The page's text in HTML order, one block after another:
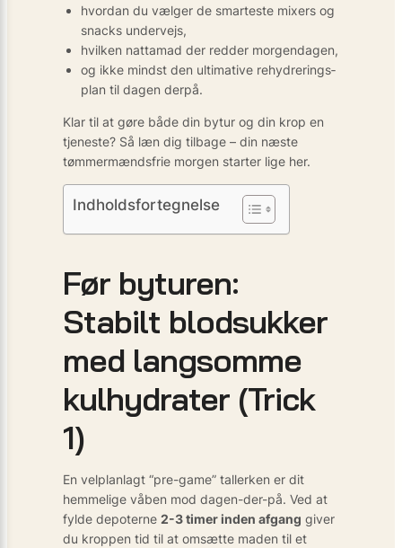
hvordan du vælger de smarteste mixers og
snacks undervejs,
hvilken nattamad der redder morgendagen,
og ikke mindst den ultimative rehydrerings­
plan til dagen derpå.
Klar til at gøre både din bytur og din krop en
tjeneste? Så læn dig tilbage – din næste
tømmermændsfrie morgen starter lige her.
Indholdsfortegnelse
Før byturen:
Stabilt blodsukker
med langsomme
kulhydrater (Trick
1)
En velplanlagt “pre-game” tallerken er dit
hemmelige våben mod dagen-der-på. Ved at
fylde depoterne 2-3 timer inden afgang giver
du kroppen tid til at omsætte maden til et